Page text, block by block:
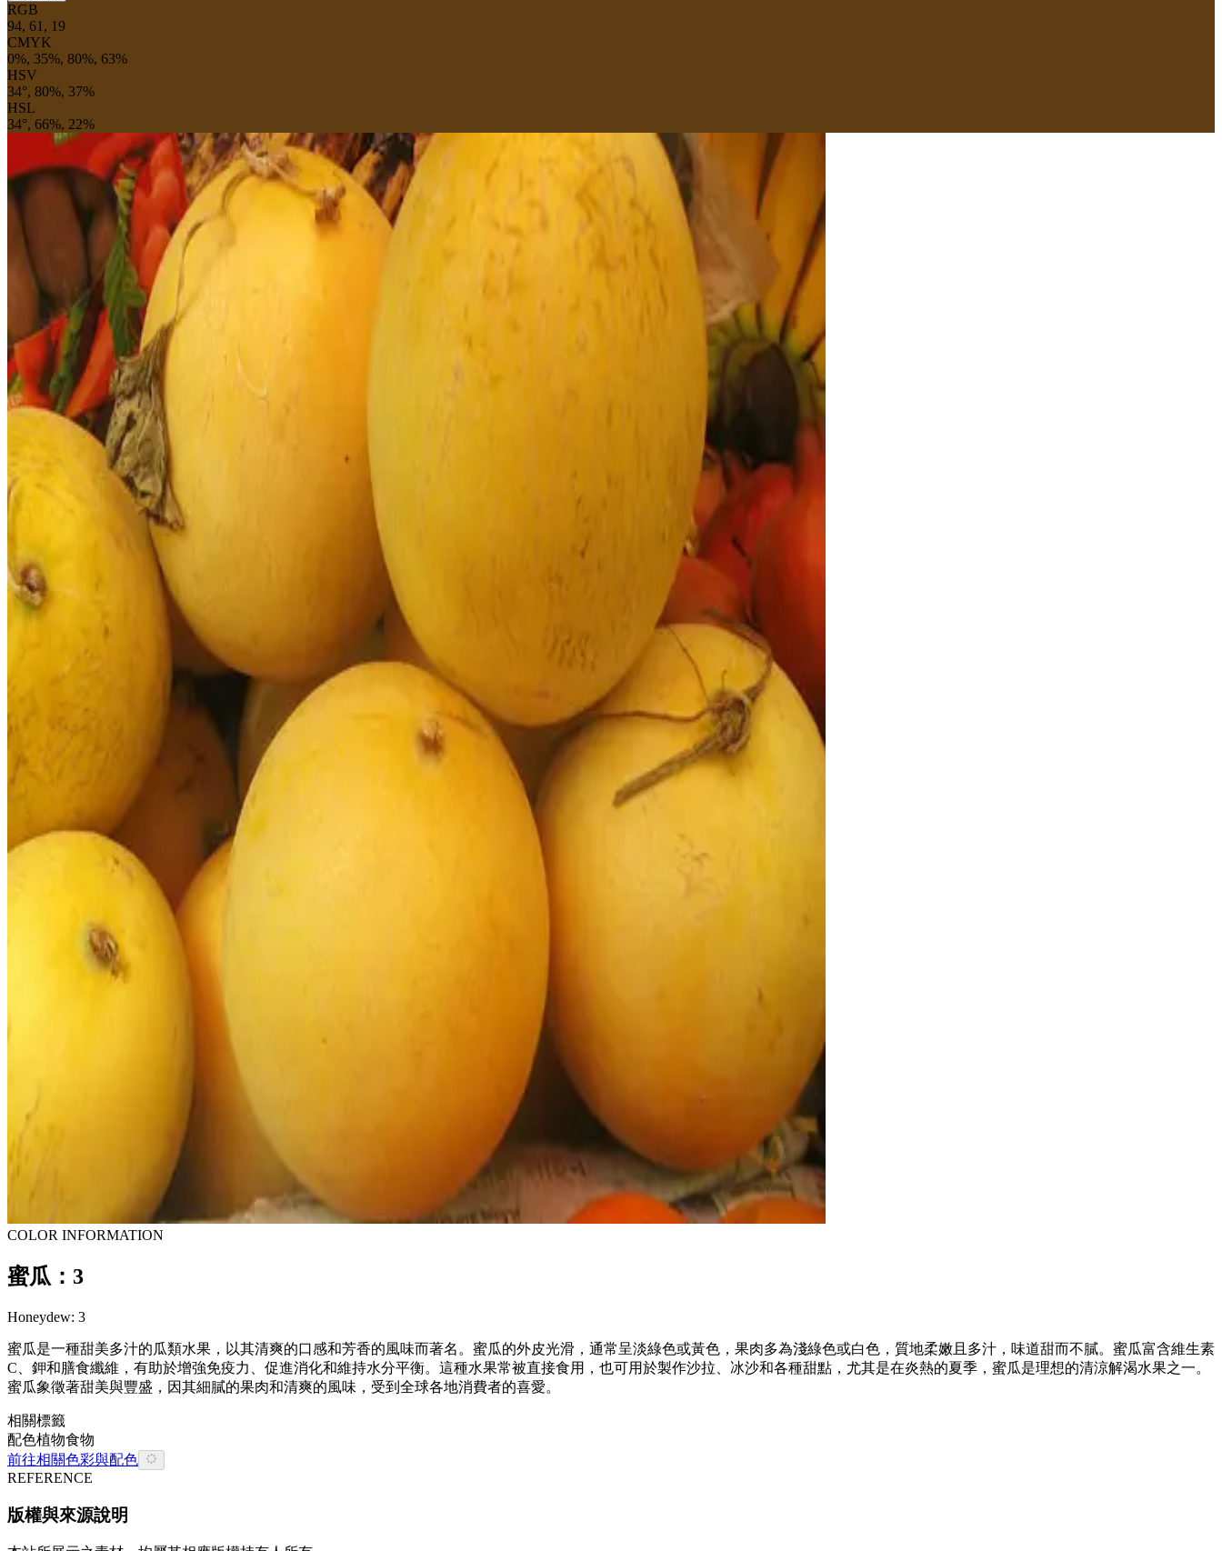
RGB
94, 61, 19
CMYK
0%, 35%, 80%, 63%
HSV
34°, 80%, 37%
HSL
34°, 66%, 22%
COLOR INFORMATION
蜜瓜：3
Honeydew: 3
蜜瓜是一種甜美多汁的瓜類水果，以其清爽的口感和芳香的風味而著名。蜜瓜的外皮光滑，通常呈淡綠色或黃色，果肉多為淺綠色或白色，質地柔嫩且多汁，味道甜而不膩。蜜瓜富含維生素
C、鉀和膳食纖維，有助於增強免疫力、促進消化和維持水分平衡。這種水果常被直接食用，也可用於製作沙拉、冰沙和各種甜點，尤其是在炎熱的夏季，蜜瓜是理想的清涼解渴水果之一。
蜜瓜象徵著甜美與豐盛，因其細膩的果肉和清爽的風味，受到全球各地消費者的喜愛。
相關標籤
配色植物食物
前往相關色彩與配色
REFERENCE
版權與來源說明